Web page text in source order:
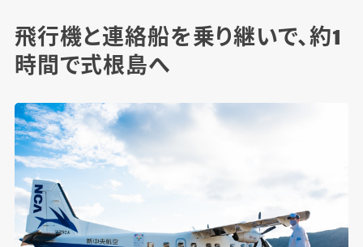
飛行機と連絡船を乗り継いで、約1
時間で式根島へ